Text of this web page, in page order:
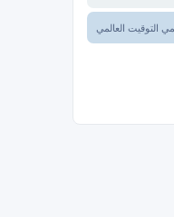
التوقيت العالمي